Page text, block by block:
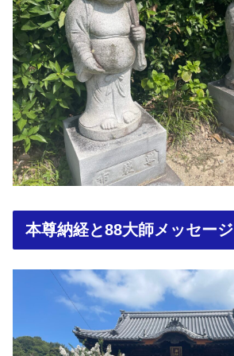
本尊納経と88大師メッセージ